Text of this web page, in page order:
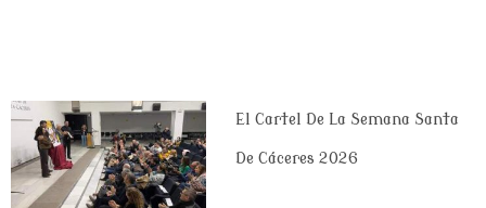
El Cartel De La Semana Santa
De Cáceres 2026